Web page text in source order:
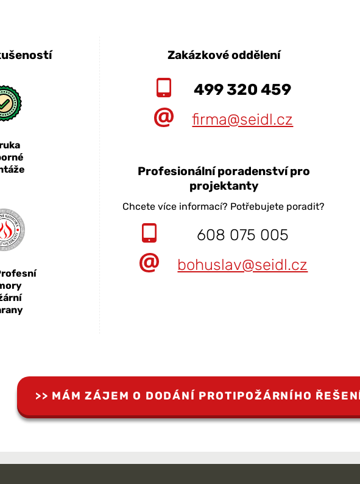
Zakázkové oddělení
499 320 459
firma@seidl.cz
Profesionální poradenství pro
projektanty
Chcete více informací? Potřebujete poradit?
608 075 005
bohuslav@seidl.cz
MÁM ZÁJEM O DODÁNÍ PROTIPOŽÁRNÍHO